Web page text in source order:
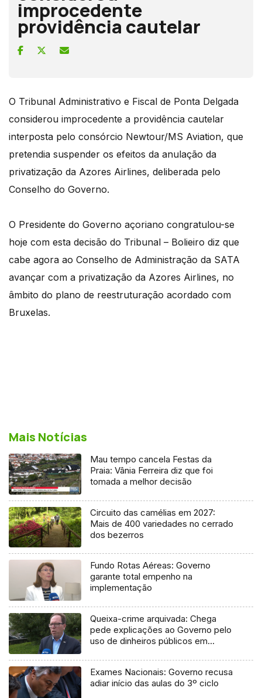
improcedente
providência cautelar
O Tribunal Administrativo e Fiscal de Ponta Delgada
considerou improcedente a providência cautelar
interposta pelo consórcio Newtour/MS Aviation, que
pretendia suspender os efeitos da anulação da
privatização da Azores Airlines, deliberada pelo
Conselho do Governo.
O Presidente do Governo açoriano congratulou-se
hoje com esta decisão do Tribunal – Bolieiro diz que
cabe agora ao Conselho de Administração da SATA
avançar com a privatização da Azores Airlines, no
âmbito do plano de reestruturação acordado com
Bruxelas.
Mais Notícias
Mau tempo cancela Festas da
Praia: Vânia Ferreira diz que foi
tomada a melhor decisão
Circuito das camélias em 2027:
Mais de 400 variedades no cerrado
dos bezerros
Fundo Rotas Aéreas: Governo
garante total empenho na
implementação
Queixa-crime arquivada: Chega
pede explicações ao Governo pelo
uso de dinheiros públicos em
Exames Nacionais: Governo recusa
adiar início das aulas do 3º ciclo